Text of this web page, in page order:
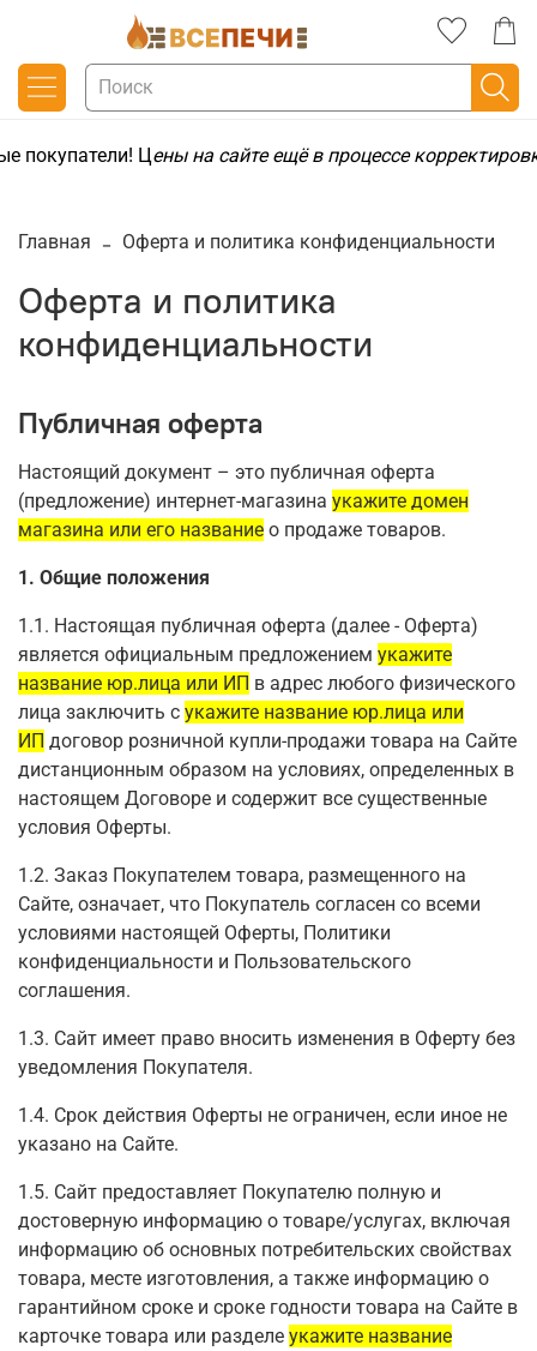
Цены на сайте ещё в процессе
Главная Оферта и политика конфиденциальности
Оферта и политика
конфиденциальности
Публичная оферта
Настоящий документ – это публичная оферта
(предложение) интернет-магазина укажите домен
магазина или его название о продаже товаров.
1. Общие положения
1.1. Настоящая публичная оферта (далее - Оферта)
является официальным предложением укажите
название юр.лица или ИП в адрес любого физического
лица заключить с укажите название юр.лица или
ИП договор розничной купли-продажи товара на Сайте
дистанционным образом на условиях, определенных в
настоящем Договоре и содержит все существенные
условия Оферты.
1.2. Заказ Покупателем товара, размещенного на
Сайте, означает, что Покупатель согласен со всеми
условиями настоящей Оферты, Политики
конфиденциальности и Пользовательского
соглашения.
1.3. Сайт имеет право вносить изменения в Оферту без
уведомления Покупателя.
1.4. Срок действия Оферты не ограничен, если иное не
указано на Сайте.
1.5. Сайт предоставляет Покупателю полную и
достоверную информацию о товаре/услугах, включая
информацию об основных потребительских свойствах
товара, месте изготовления, а также информацию о
гарантийном сроке и сроке годности товара на Сайте в
карточке товара или разделе укажите название